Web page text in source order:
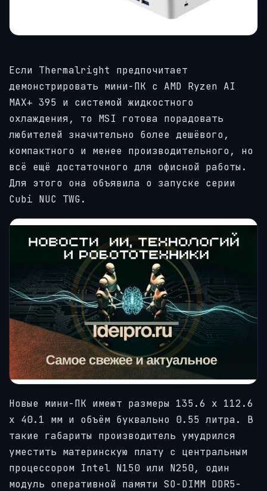
Если Thermalright предпочитает
демонстрировать мини-ПК с AMD Ryzen AI
MAX+ 395 и системой жидкостного
охлаждения, то MSI готова порадовать
любителей значительно более дешёвого,
компактного и менее производительного, но
всё ещё достаточного для офисной работы.
Для этого она объявила о запуске серии
Cubi NUC TWG.
Новые мини-ПК имеют размеры 135.6 х 112.6
х 40.1 мм и объём буквально 0.55 литра. В
такие габариты производитель умудрился
уместить материнскую плату с центральным
процессором Intel N150 или N250, один
модуль оперативной памяти SO-DIMM DDR5-